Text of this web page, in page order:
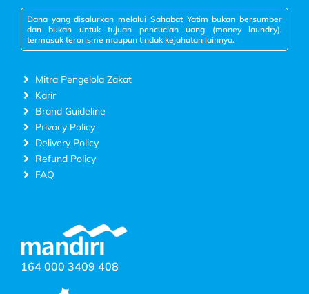
Dana yang disalurkan melalui Sahabat Yatim bukan bersumber
dan bukan untuk tujuan pencucian uang (money laundry),
termasuk terorisme maupun tindak kejahatan lainnya.
Mitra Pengelola Zakat
Karir
Brand Guideline
Privacy Policy
Delivery Policy
Refund Policy
FAQ
164 000 3409 408